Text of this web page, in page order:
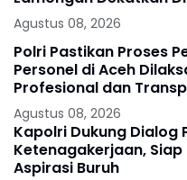
Agustus 08, 2026
Polri Pastikan Proses
Personel di Aceh
Profesional dan
Agustus 08, 2026
Kapolri Dukung Dialog
Ketenagakerjaan,
Aspirasi Buruh